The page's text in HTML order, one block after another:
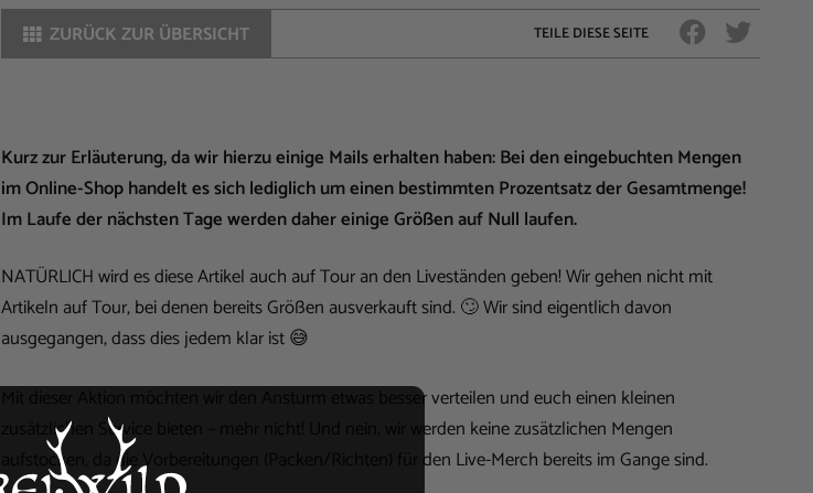
ZURÜCK ZUR ÜBERSICHT TEILE DIESE SEITE
Kurz zur Erläuterung, da wir hierzu einige Mails erhalten haben: Bei den eingebuchten Mengen
im Online-Shop handelt es sich lediglich um einen bestimmten Prozentsatz der Gesamtmenge!
Im Laufe der nächsten Tage werden daher einige Größen auf Null laufen.
NATÜRLICH wird es diese Artikel auch auf Tour an den Liveständen geben! Wir gehen nicht mit
Artikeln auf Tour, bei denen bereits Größen ausverkauft sind. 🙄 Wir sind eigentlich davon
ausgegangen, dass dies jedem klar ist 😅
Mit dieser Aktion möchten wir den Ansturm etwas besser verteilen und euch einen kleinen
zusätzlichen Service bieten – mehr nicht! Und nein, wir werden keine zusätzlichen Mengen
aufstocken, da die Vorbereitungen (Packen/Richten) für den Live-Merch bereits im Gange sind.